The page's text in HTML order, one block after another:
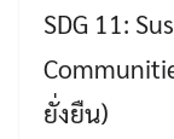
SDG 11:
ยั่งยืน)